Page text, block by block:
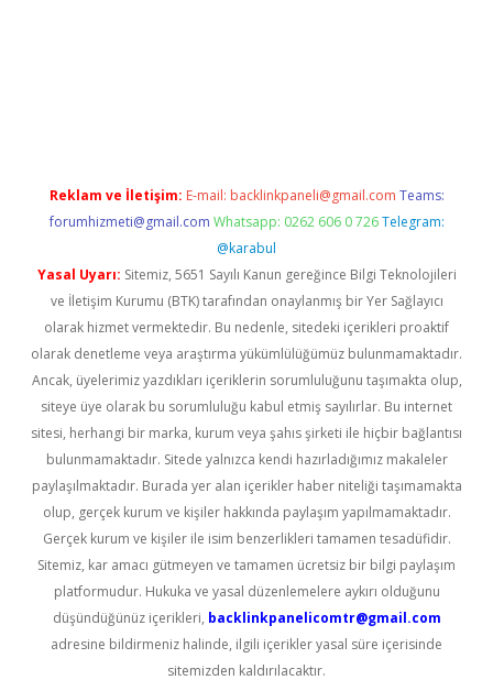
Reklam ve İletişim: E-mail: backlinkpaneli@gmail.com Teams:
forumhizmeti@gmail.com Whatsapp: 0262 606 0 726 Telegram:
@karabul
Yasal Uyarı: Sitemiz, 5651 Sayılı Kanun gereğince Bilgi Teknolojileri
ve İletişim Kurumu (BTK) tarafından onaylanmış bir Yer Sağlayıcı
olarak hizmet vermektedir. Bu nedenle, sitedeki içerikleri proaktif
olarak denetleme veya araştırma yükümlülüğümüz bulunmamaktadır.
Ancak, üyelerimiz yazdıkları içeriklerin sorumluluğunu taşımakta olup,
siteye üye olarak bu sorumluluğu kabul etmiş sayılırlar. Bu internet
sitesi, herhangi bir marka, kurum veya şahıs şirketi ile hiçbir bağlantısı
bulunmamaktadır. Sitede yalnızca kendi hazırladığımız makaleler
paylaşılmaktadır. Burada yer alan içerikler haber niteliği taşımamakta
olup, gerçek kurum ve kişiler hakkında paylaşım yapılmamaktadır.
Gerçek kurum ve kişiler ile isim benzerlikleri tamamen tesadüfidir.
Sitemiz, kar amacı gütmeyen ve tamamen ücretsiz bir bilgi paylaşım
platformudur. Hukuka ve yasal düzenlemelere aykırı olduğunu
düşündüğünüz içerikleri, backlinkpanelicomtr@gmail.com
adresine bildirmeniz halinde, ilgili içerikler yasal süre içerisinde
sitemizden kaldırılacaktır.